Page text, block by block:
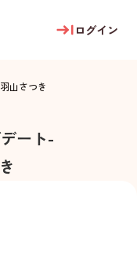
ログイン
羽山さつき
ート-